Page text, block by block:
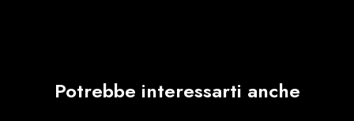
Potrebbe interessarti anche